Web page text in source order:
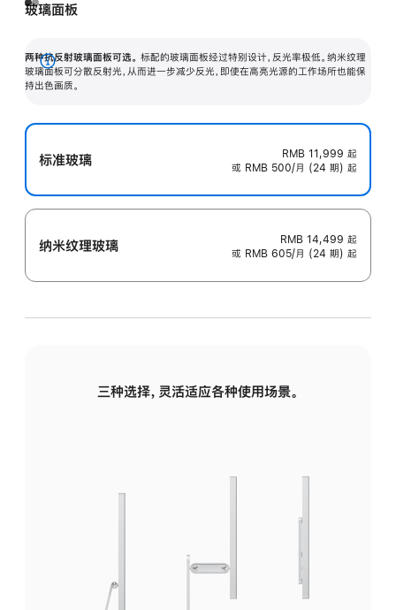
玻璃面板
两种抗反射玻璃面板可选。 标配的玻璃面板经过特别设计，反光率极低。纳米纹理
玻璃面板可分散反射光，从而进一步减少反光，即使在高亮光源的工作场所也能保
持出色画质。
展
开
标准玻璃 RMB 11,999 起
或 RMB 500/月 (24 期) 起
纳米纹理玻璃 RMB 14,499 起
或 RMB 605/月 (24 期) 起
三种选择，灵活适应各种使用场景。